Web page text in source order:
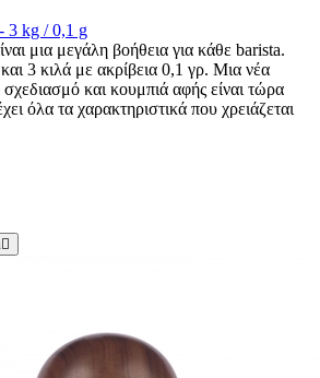
3 kg / 0,1 g
μια μεγάλη βοήθεια για κάθε barista.
3 κιλά με ακρίβεια 0,1 γρ. Μια νέα
και κουμπιά αφής είναι τώρα
όλα τα χαρακτηριστικά που χρειάζεται